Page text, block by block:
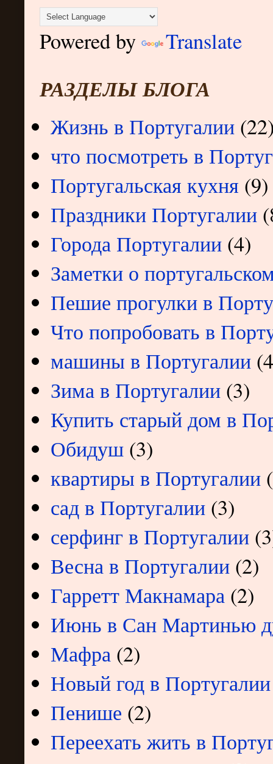
Powered by Translate
РАЗДЕЛЫ БЛОГА
Жизнь в Португалии
что посмотреть в
Португальская кухня (9)
Праздники Португалии
Города Португалии (4)
Заметки о
Пешие прогулки в
Что попробовать в
машины в Португалии
Зима в Португалии (3)
Купить старый дом в
Обидуш (3)
квартиры в Португалии
сад в Португалии (3)
серфинг в Португалии
Весна в Португалии (2)
Гарретт Макнамара (2)
Июнь в Сан Мартинью
Мафра (2)
Новый год в Португалии
Пенише (2)
Переехать жить в